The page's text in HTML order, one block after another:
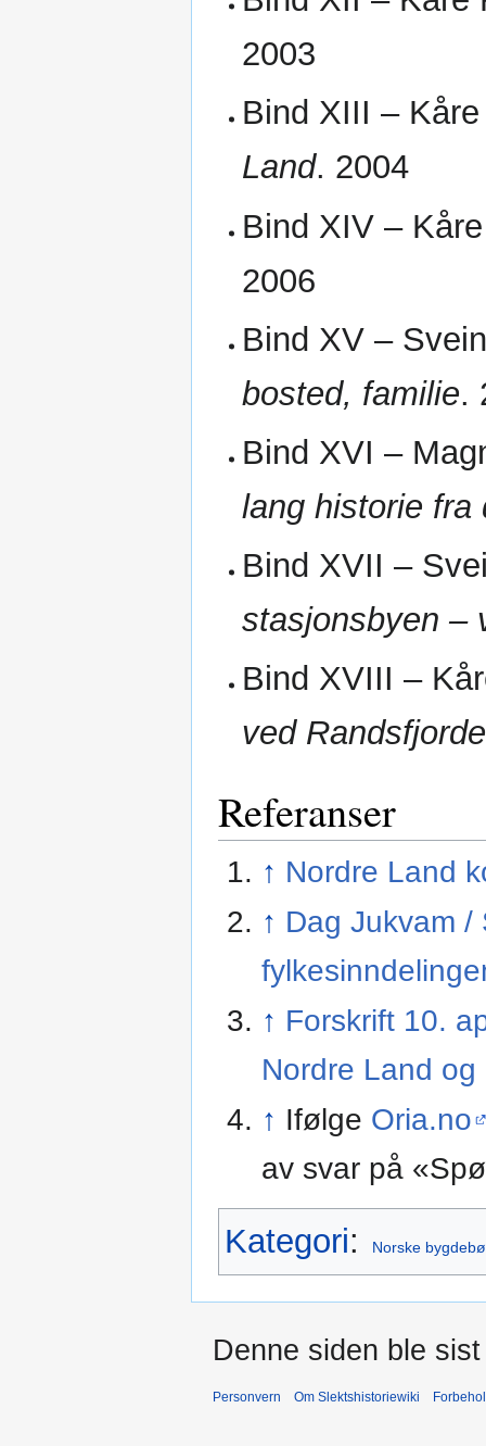
2003
Bind XIII –
Land. 2004
Bind XIV –
2006
Bind XV –
bosted, familie.
Bind XVI –
lang historie
Bind XVII –
stasjonsbyen –
Bind XVIII –
ved
Referanser
↑ Nordre Land
↑ Dag Jukvam /
↑ Forskrift 10.
Nordre Land
↑ Ifølge Oria.no
av svar på
Kategori: Norske
Denne siden ble
Personvern Om Slektshistoriewiki